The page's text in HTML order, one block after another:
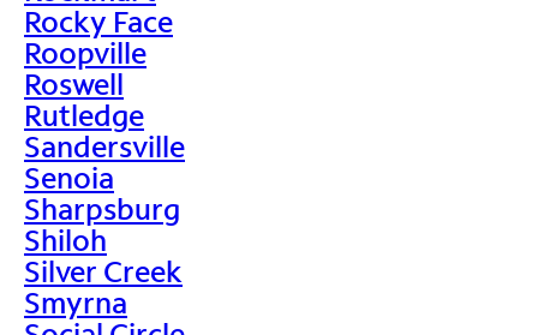
Rocky Face
Roopville
Roswell
Rutledge
Sandersville
Senoia
Sharpsburg
Shiloh
Silver Creek
Smyrna